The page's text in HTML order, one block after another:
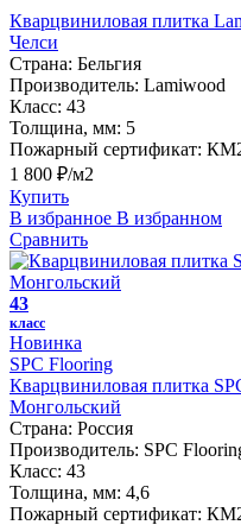
Кварцвиниловая плитка
Челси
Страна: Бельгия
Производитель: Lamiwood
Класс: 43
Толщина, мм: 5
Пожарный сертификат:
1 800 ₽/м2
Купить
В избранное В избранном
Сравнить
43
класс
Новинка
SPC Flooring
Кварцвиниловая плитка
Монгольский
Страна: Россия
Производитель: SPC
Класс: 43
Толщина, мм: 4,6
Пожарный сертификат: